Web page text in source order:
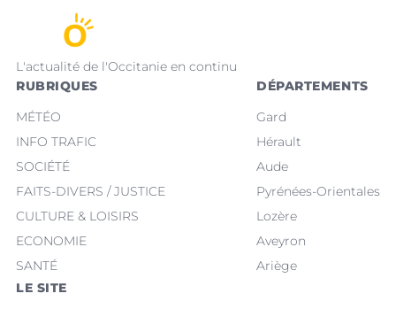
L'actualité de l'Occitanie en continu
RUBRIQUES
MÉTÉO
INFO TRAFIC
SOCIÉTÉ
FAITS-DIVERS / JUSTICE
CULTURE & LOISIRS
ECONOMIE
SANTÉ
DÉPARTEMENTS
Gard
Hérault
Aude
Pyrénées-Orientales
Lozère
Aveyron
Ariège
LE SITE